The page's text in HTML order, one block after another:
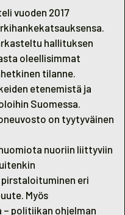
vuoden 2017
hallituksen
oleellisimmat
tilanne.
etenemistä ja
Suomessa.
on tyytyväinen
nuoriin liittyviin
eri
Myös
politiikan ohjelman